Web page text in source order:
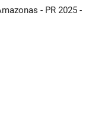
- PR 2025 -